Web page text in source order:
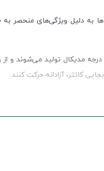
به دلیل ویژگی‌های منحصر به
مدیکال تولید می‌شوند و
کاتتر، آزادانه حرکت کنند.
جلوگیری کنید. انتخاب